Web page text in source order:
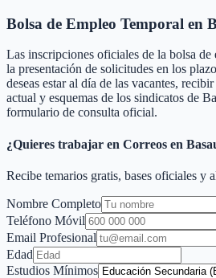
Bolsa de Empleo Temporal en
Las inscripciones oficiales de la bolsa de
la presentación de solicitudes en los
deseas estar al día de las vacantes,
actual y esquemas de los sindicatos de
formulario de consulta oficial.
¿Quieres trabajar en Correos en
Recibe temarios gratis, bases oficiales y
Nombre Completo
Teléfono Móvil
Email Profesional
Edad
Estudios Mínimos